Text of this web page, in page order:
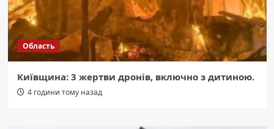
Область
Київщина: 3 жертви дронів, включно з дитиною.
4 години тому назад